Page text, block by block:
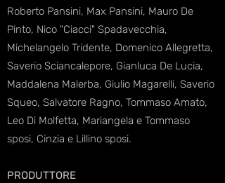
Roberto Pansini, Max Pansini, Mauro De
Pinto, Nico "Ciacci" Spadavecchia,
Michelangelo Tridente, Domenico Allegretta,
Saverio Sciancalepore, Gianluca De Lucia,
Maddalena Malerba, Giulio Magarelli, Saverio
Squeo, Salvatore Ragno, Tommaso Amato,
Leo Di Molfetta, Mariangela e Tommaso
sposi, Cinzia e Lillino sposi.
PRODUTTORE